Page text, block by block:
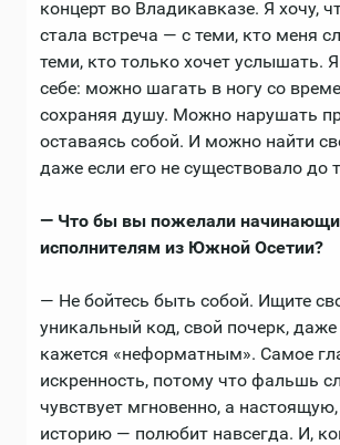
концерт во Владикавказе. Я хочу,
стала встреча — с теми, кто меня
теми, кто только хочет услышать.
себе: можно шагать в ногу со
сохраняя душу. Можно нарушать
оставаясь собой. И можно найти
даже если его не существовало до
— Что бы вы пожелали
исполнителям из Южной Осетии?
— Не бойтесь быть собой. Ищите
уникальный код, свой почерк, даже
кажется «неформатным». Самое
искренность, потому что фальшь
чувствует мгновенно, а
историю — полюбит навсегда. И,